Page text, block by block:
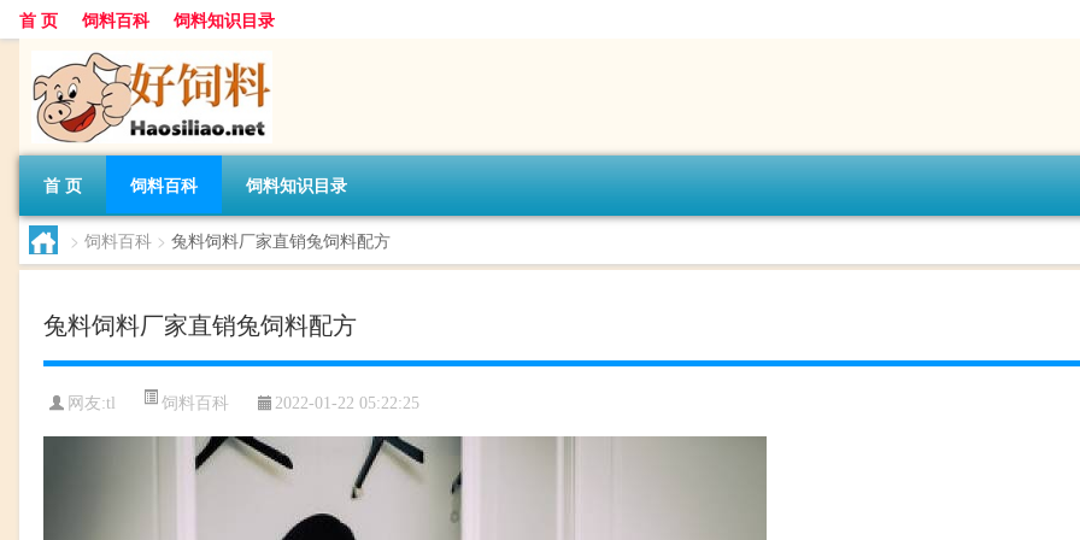
首 页 饲料百科 饲料知识目录
首 页 饲料百科 饲料知识目录
> 饲料百科 > 兔料饲料厂家直销兔饲料配方
兔料饲料厂家直销兔饲料配方
网友:tl 饲料百科 2022-01-22 05:22:25